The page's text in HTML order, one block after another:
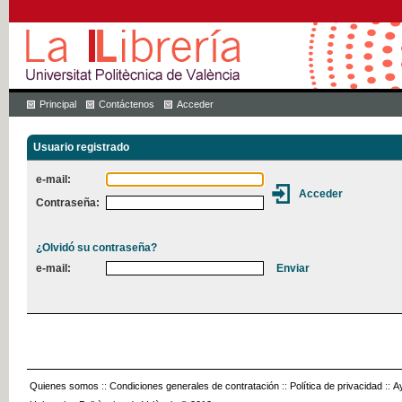
Principal Contáctenos Acceder
Usuario registrado
e-mail:
Contraseña:
¿Olvidó su contraseña?
e-mail:
Quienes somos :: Condiciones generales de contratación :: Política de privacidad ::